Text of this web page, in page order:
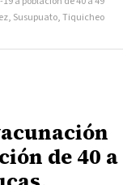
Susupuato, Tiquicheo
de 40 a